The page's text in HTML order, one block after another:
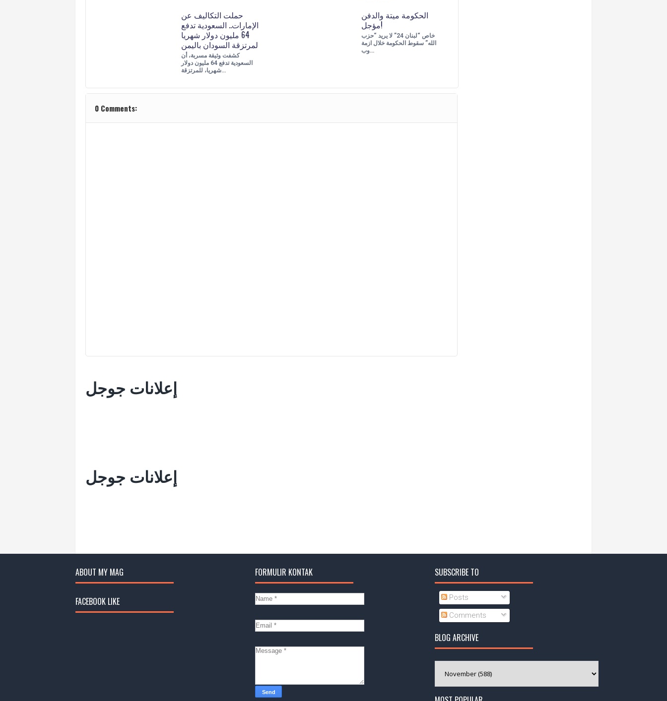
حملت التكاليف عن
الإمارات.. السعودية تدفع
64 مليون دولار شهريا
لمرتزقة السودان باليمن
كشفت وثيقة مسربة، أن
السعودية تدفع 64 مليون دولار
شهريا، للمرتزقة…
الحكومة ميتة والدفن
مؤجل!
خاص “لبنان 24” لا يريد “حزب
الله” سقوط الحكومة خلال ازمة
وب…
0 Comments:
إعلانات جوجل
إعلانات جوجل
ABOUT MY MAG
FACEBOOK LIKE
FORMULIR KONTAK SUBSCRIBE TO
Posts
Comments
BLOG ARCHIVE